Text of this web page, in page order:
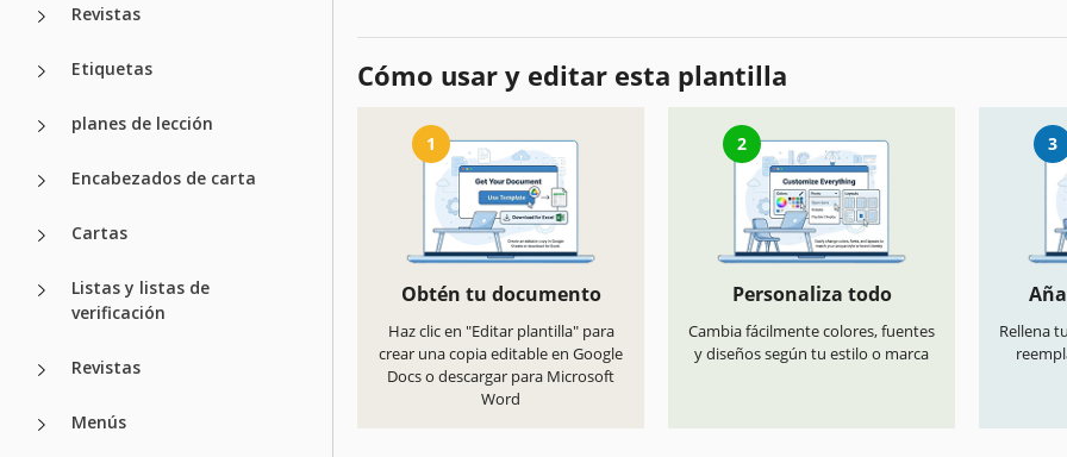
Revistas
Etiquetas
planes de lección
Encabezados de carta
Cartas
Listas y listas de
verificación
Revistas
Menús
Cómo usar y editar esta plantilla
1
Obtén tu documento
Haz clic en "Editar plantilla" para
crear una copia editable en Google
Docs o descargar para Microsoft
Word
2
Personaliza todo
Cambia fácilmente colores, fuentes
y diseños según tu estilo o marca
3
Rellena